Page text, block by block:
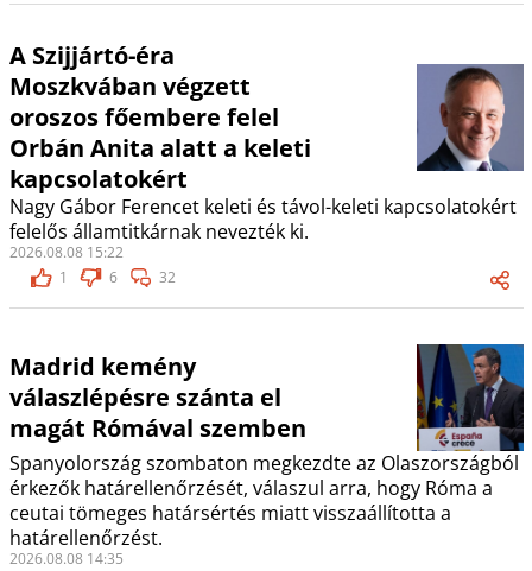
A Szijjártó-éra
Moszkvában végzett
oroszos főembere felel
Orbán Anita alatt a keleti
kapcsolatokért
Nagy Gábor Ferencet keleti és távol-keleti kapcsolatokért
felelős államtitkárnak nevezték ki.
2026.08.08 15:22
1
6 32
Madrid kemény
válaszlépésre szánta el
magát Rómával szemben
Spanyolország szombaton megkezdte az Olaszországból
érkezők határellenőrzését, válaszul arra, hogy Róma a
ceutai tömeges határsértés miatt visszaállította a
határellenőrzést.
2026.08.08 14:35